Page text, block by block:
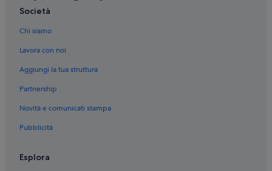
El Prat de Llobregat: Case galleggianti
El Prat de Llobregat: Ostelli
Società
Chi siamo
Lavora con noi
Aggiungi la tua struttura
Partnership
Novità e comunicati stampa
Pubblicità
Esplora